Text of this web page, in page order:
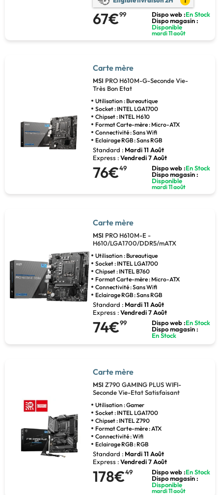
67€99 Dispo web :En Stock
Dispo magasin :
Disponible
mardi 11 août
Carte mère
MSI PRO H610M-G-Seconde Vie-
Très Bon Etat
Utilisation : Bureautique
Socket : INTEL LGA1700
Chipset : INTEL H610
Format Carte-mère : Micro-ATX
Connectivité : Sans Wifi
Eclairage RGB : Sans RGB
Standard : Mardi 11 Août
Express :Vendredi 7 Août
76€49 Dispo web :En Stock
Dispo magasin :
Disponible
mardi 11 août
Carte mère
MSI PRO H610M-E -
H610/LGA1700/DDR5/mATX
Utilisation : Bureautique
Socket : INTEL LGA1700
Chipset : INTEL B760
Format Carte-mère : Micro-ATX
Connectivité : Sans Wifi
Eclairage RGB : Sans RGB
Standard : Mardi 11 Août
Express :Vendredi 7 Août
74€99 Dispo web :En Stock
Dispo magasin :
En Stock
Carte mère
MSI Z790 GAMING PLUS WIFI-
Seconde Vie-Etat Satisfaisant
Utilisation : Gamer
Socket : INTEL LGA1700
Chipset : INTEL Z790
Format Carte-mère : ATX
Connectivité : Wifi
Eclairage RGB : RGB
Standard : Mardi 11 Août
Express :Vendredi 7 Août
178€49 Dispo web :En Stock
Dispo magasin :
Disponible
mardi 11 août